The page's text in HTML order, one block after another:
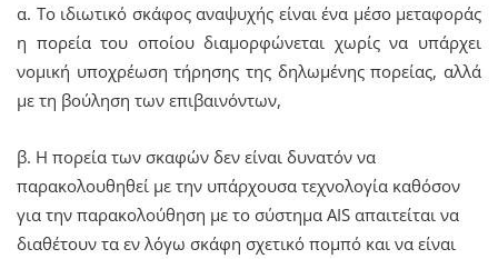
α. Tο ιδιωτικό σκάφος αναψυχής είναι ένα μέσο μεταφοράς
η πορεία του οποίου διαμορφώνεται χωρίς να υπάρχει
νομική υποχρέωση τήρησης της δηλωμένης πορείας, αλλά
με τη βούληση των επιβαινόντων,
β. H πορεία των σκαφών δεν είναι δυνατόν να
παρακολουθηθεί με την υπάρχουσα τεχνολογία καθόσον
για την παρακολούθηση με το σύστημα AIS απαιτείται να
διαθέτουν τα εν λόγω σκάφη σχετικό πομπό και να είναι